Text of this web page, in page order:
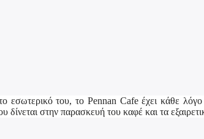
του, το Pennan Cafe έχει κάθε
στην παρασκευή του καφέ και τα